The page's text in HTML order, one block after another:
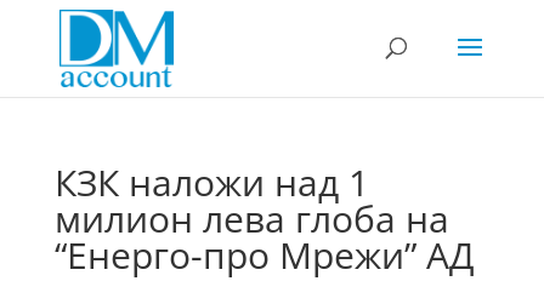
КЗК наложи над 1
милион лева глоба на
“Енерго-про Мрежи” АД